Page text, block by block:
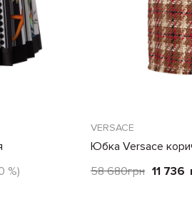
%)
VERSACE
Юбка Versace
58 680грн 11 736